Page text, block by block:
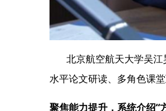
北京航空航天大学吴
水平论文研读、多角色课
聚焦能力提升，系统介绍“